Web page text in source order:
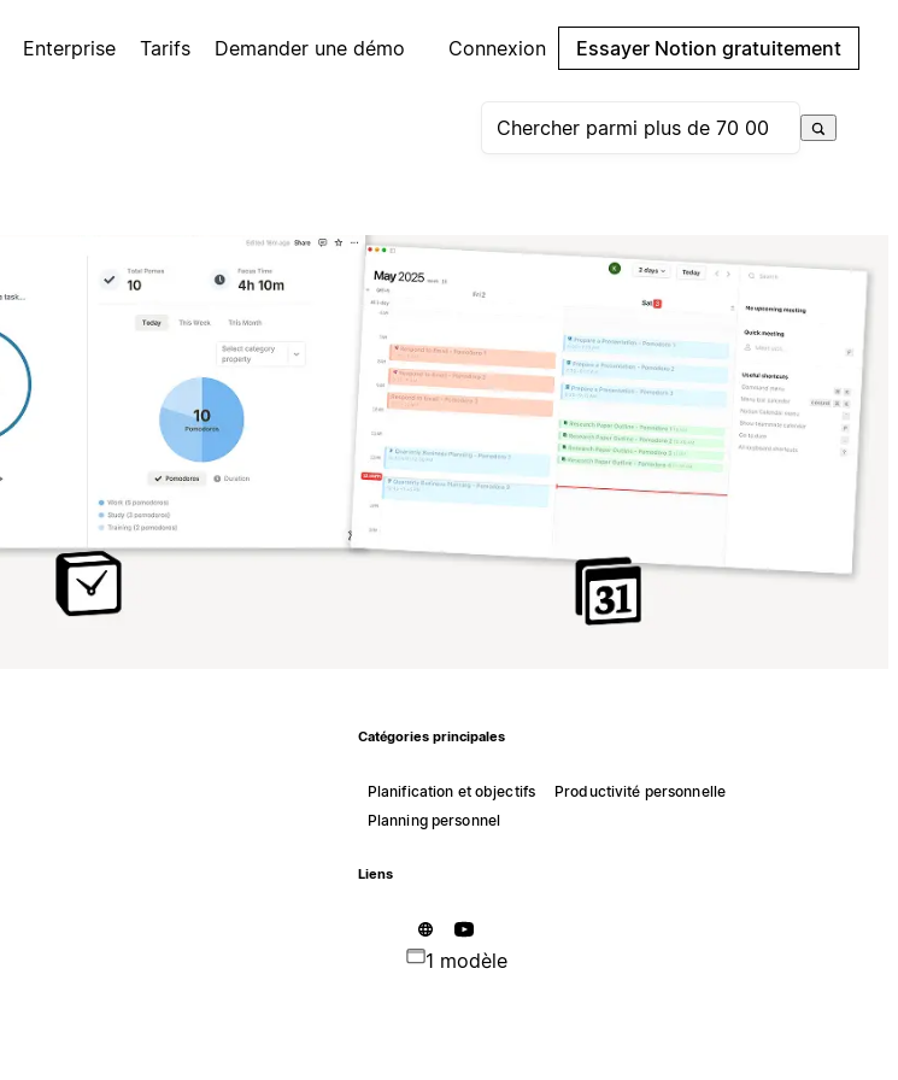
Enterprise Tarifs Demander une démo Connexion Essayer Notion gratuitement
Catégories principales
Planification et objectifs
Productivité personnelle
Planning personnel
Liens
1 modèle